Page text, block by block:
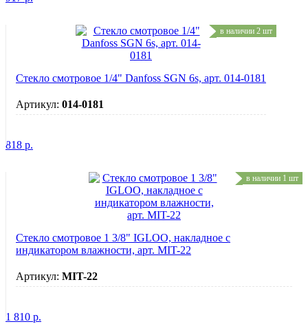
в наличии 2 шт
Стекло смотровое 1/4" Danfoss SGN 6s, арт. 014-0181
Артикул: 014-0181
818 р.
в наличии 1 шт
Стекло смотровое 1 3/8" IGLOO, накладное с
индикатором влажности, арт. MIT-22
Артикул: MIT-22
1 810 р.